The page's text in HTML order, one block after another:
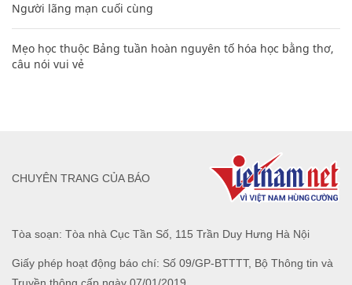
Người lãng mạn cuối cùng
Mẹo học thuộc Bảng tuần hoàn nguyên tố hóa học bằng thơ,
câu nói vui vẻ
Tòa soạn: Tòa nhà Cục Tần Số, 115 Trần Duy Hưng Hà Nội
Giấy phép hoạt động báo chí: Số 09/GP-BTTTT, Bộ Thông tin và
CHUYÊN TRANG CỦA BÁO